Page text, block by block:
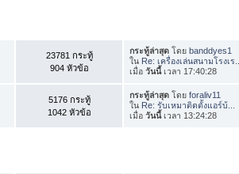
23781 กระทู้
904 หัวข้อ
กระทู้ล่าสุด โดยbanddyes1
ใน Re: เครื่องเล่นสนามโรงเร...
เมื่อวันนี้เวลา 17:40:28
5176 กระทู้
1042 หัวข้อ
กระทู้ล่าสุด โดยforaliv11
ใน Re: รับเหมาติดตั้งแอร์บ้...
เมื่อวันนี้เวลา 13:24:28